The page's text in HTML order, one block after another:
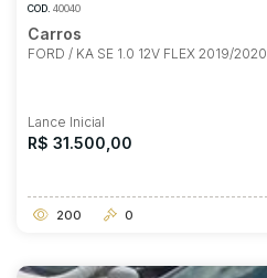
COD. 40040
Carros
FORD / KA SE 1.0 12V FLEX 2019/2020
Lance Inicial
R$ 31.500,00
200 0